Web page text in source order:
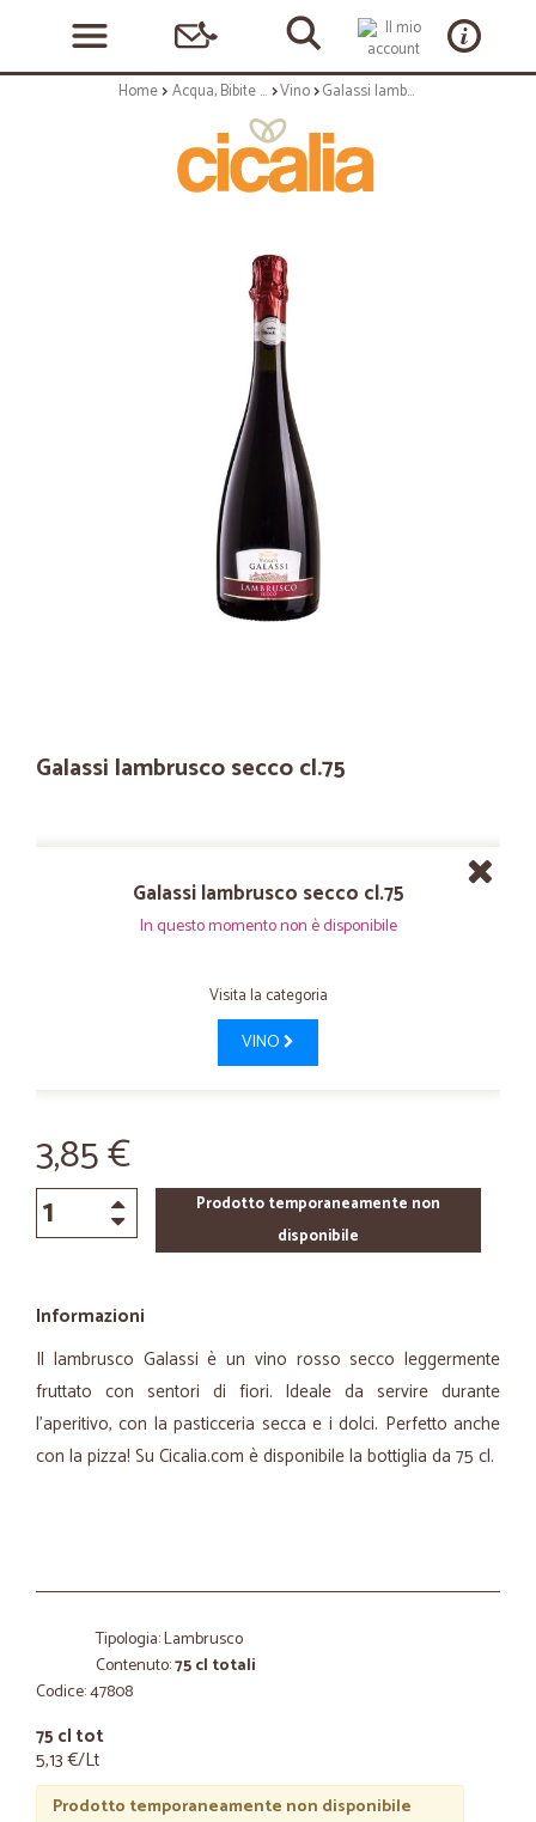
Home Acqua, Bibite e Alcolici Vino Galassi lambrusco secco cl.75
Galassi lambrusco secco cl.75
Galassi lambrusco secco cl.75
In questo momento non è disponibile
Visita la categoria
VINO
3,85 €
Prodotto temporaneamente non
disponibile
Informazioni
Il lambrusco Galassi è un vino rosso secco leggermente
fruttato con sentori di fiori. Ideale da servire durante
l’aperitivo, con la pasticceria secca e i dolci. Perfetto anche
con la pizza! Su Cicalia.com è disponibile la bottiglia da 75 cl.
Tipologia: Lambrusco
Contenuto:75 cl totali
Codice: 47808
75 cl tot
5,13 €/Lt
Prodotto temporaneamente non disponibile